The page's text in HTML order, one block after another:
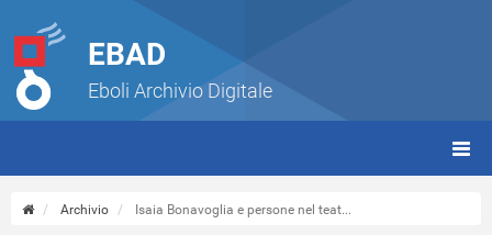
EBAD
Eboli Archivio Digitale
Archivio Isaia Bonavoglia e persone nel teat...